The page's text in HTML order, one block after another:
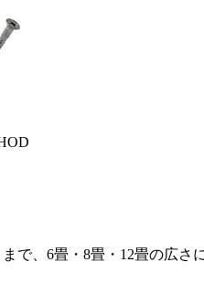
で、6畳・8畳・12畳の広さ